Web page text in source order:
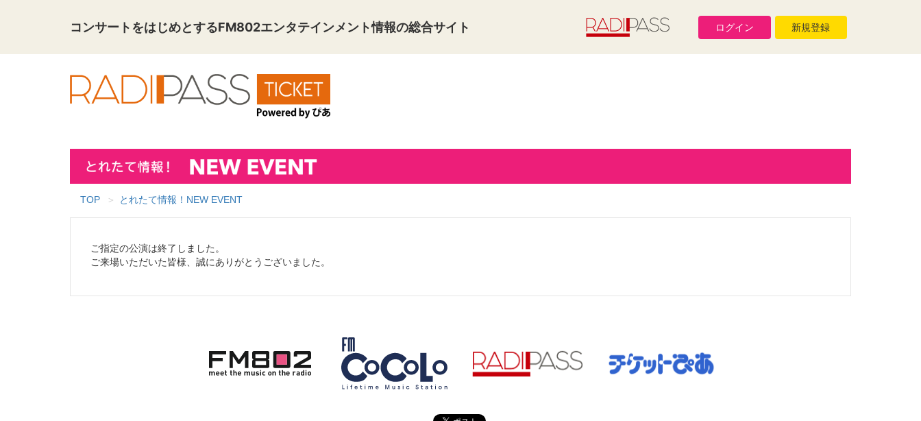
コンサートをはじめとするFM802エンタテインメント情報の総合サイト ログイン 新規登録
TOP とれたて情報！NEW EVENT
ご指定の公演は終了しました。
ご来場いただいた皆様、誠にありがとうございました。